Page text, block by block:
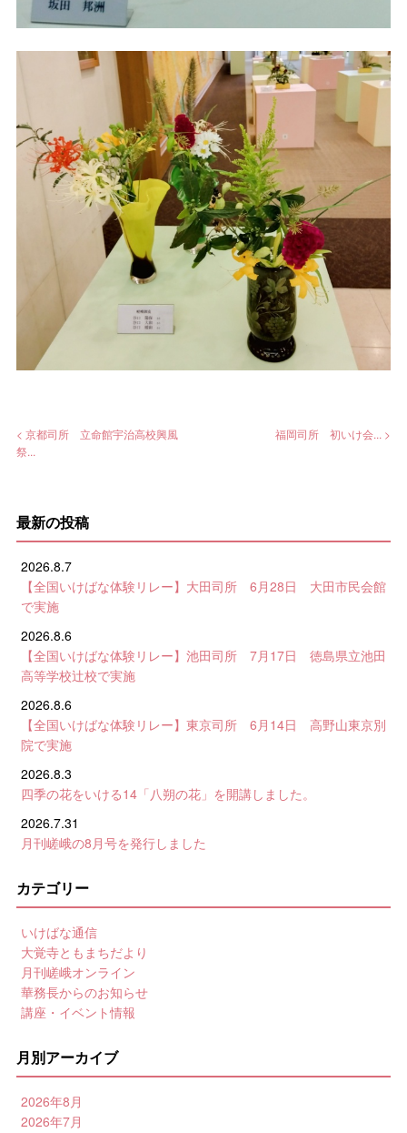
< 京都司所 立命館宇治高校興風
祭...
福岡司所 初いけ会... >
最新の投稿
2026.8.7
【全国いけばな体験リレー】大田司所 6月28日 大田市民会館
で実施
2026.8.6
【全国いけばな体験リレー】池田司所 7月17日 徳島県立池田
高等学校辻校で実施
2026.8.6
【全国いけばな体験リレー】東京司所 6月14日 高野山東京別
院で実施
2026.8.3
四季の花をいける14「八朔の花」を開講しました。
2026.7.31
月刊嵯峨の8月号を発行しました
カテゴリー
いけばな通信
大覚寺ともまちだより
月刊嵯峨オンライン
華務長からのお知らせ
講座・イベント情報
月別アーカイブ
2026年8月
2026年7月